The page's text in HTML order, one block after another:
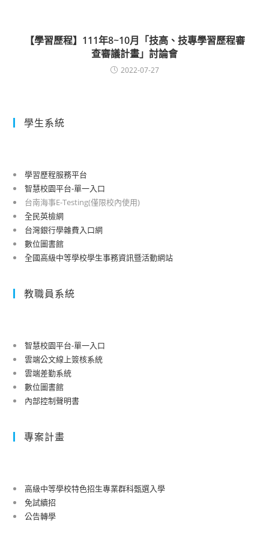
【學習歷程】111年8~10月「技高、技專學習歷程審
查審議計畫」討論會
2022-07-27
學生系統
學習歷程服務平台
智慧校園平台-單一入口
台南海事E-Testing(僅限校內使用)
全民英檢網
台灣銀行學雜費入口網
數位圖書館
全國高級中等學校學生事務資訊暨活動網站
教職員系統
智慧校園平台-單一入口
雲端公文線上簽核系統
雲端差勤系統
數位圖書館
內部控制聲明書
專案計畫
高級中等學校特色招生專業群科甄選入學
免試續招
公告轉學